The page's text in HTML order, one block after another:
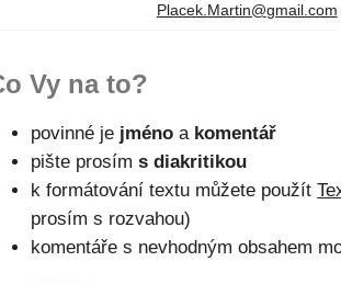
Placek.Martin@gmail.com
Vy na to?
povinné je jméno a komentář
pište prosíms diakritikou
k formátování textu můžete použít
prosím s rozvahou)
komentáře s nevhodným obsahem